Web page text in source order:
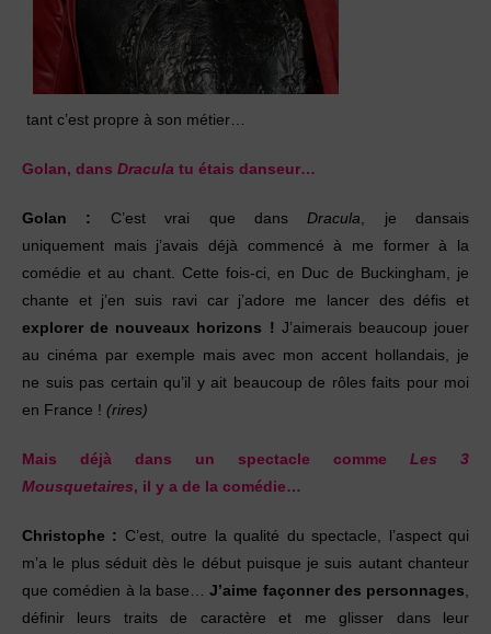
tant c’est propre à son métier…
Golan, dans Dracula tu étais danseur…
Golan : C’est vrai que dans Dracula , je dansais
uniquement mais j’avais déjà commencé à me formerà la
comédie et au chant. Cette fois-ci, en Duc de Buckingham, je
chante et j’en suis ravi car j’adore me lancer des défis et
explorer de nouveaux horizons ! J’aimerais beaucoup jouer
au cinéma par exemple mais avec mon accent hollandais, je
ne suis pas certain qu’il y ait beaucoup de rôles faits pour moi
en France ! (rires)
Mais déjà dans un spectacle comme Les 3
Mousquetaires, il y a de la comédie…
Christophe : C’est, outre la qualité du spectacle, l’aspect qui
m’a le plus séduit dès le début puisque je suis autant chanteur
que comédien à la base…J’aime façonner des personnages
définir leurs traits de caractère et me glisser dans leur